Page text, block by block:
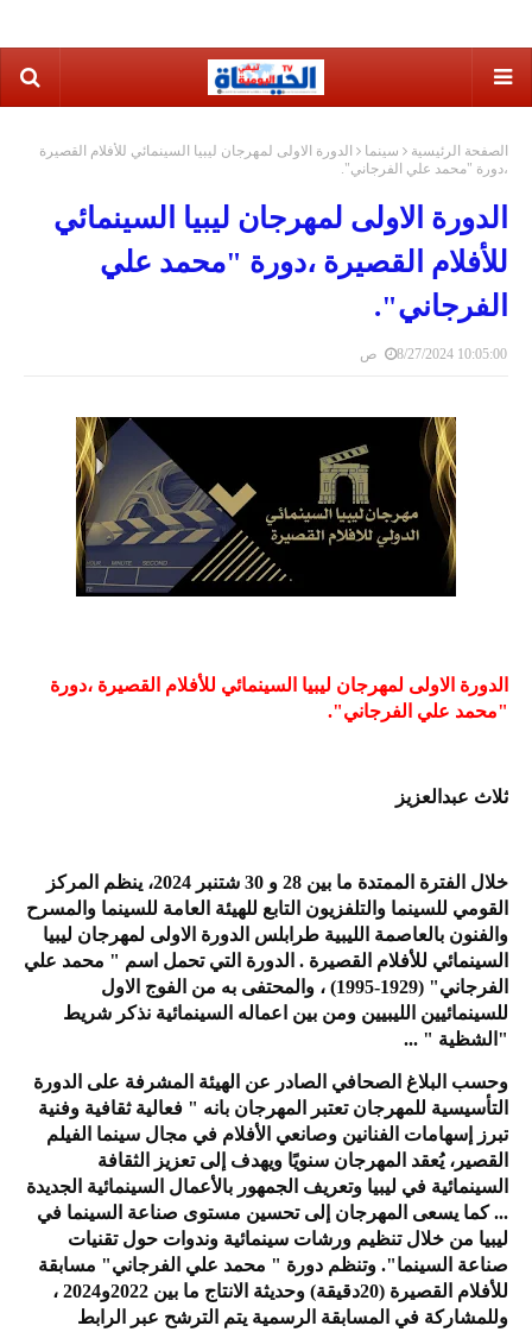
الصفحة الرئيسية سينما
الدورة الاولى لمهرجان ليبيا السينمائي للأفلام القصيرة
،دورة "محمد علي الفرجاني".
الدورة الاولى لمهرجان ليبيا السينمائي
للأفلام القصيرة ،دورة "محمد علي
الفرجاني".
8/27/2024 10:05:00 ص
الدورة الاولى لمهرجان ليبيا السينمائي للأفلام القصيرة ،دورة
"محمد علي الفرجاني".
ثلاث عبدالعزيز
خلال الفترة الممتدة ما بين 28 و 30 شتنبر 2024، ينظم المركز
القومي للسينما والتلفزيون التابع للهيئة العامة للسينما والمسرح
والفنون بالعاصمة الليبية طرابلس الدورة الاولى لمهرجان ليبيا
السينمائي للأفلام القصيرة . الدورة التي تحمل اسم " محمد علي
الفرجاني" (1929-1995) ، والمحتفى به من الفوج الاول
للسينمائيين الليبيين ومن بين اعماله السينمائية نذكر شريط
"الشظية " ...
وحسب البلاغ الصحافي الصادر عن الهيئة المشرفة على الدورة
التأسيسية للمهرجان تعتبر المهرجان بانه " فعالية ثقافية وفنية
تبرز إسهامات الفنانين وصانعي الأفلام في مجال سينما الفيلم
القصير، يُعقد المهرجان سنويًا ويهدف إلى تعزيز الثقافة
السينمائية في ليبيا وتعريف الجمهور بالأعمال السينمائية الجديدة
... كما يسعى المهرجان إلى تحسين مستوى صناعة السينما في
ليبيا من خلال تنظيم ورشات سينمائية وندوات حول تقنيات
صناعة السينما". وتنظم دورة " محمد علي الفرجاني" مسابقة
للأفلام القصيرة (20دقيقة) وحديثة الانتاج ما بين 2022و2024 ،
وللمشاركة في المسابقة الرسمية يتم الترشح عبر الرابط